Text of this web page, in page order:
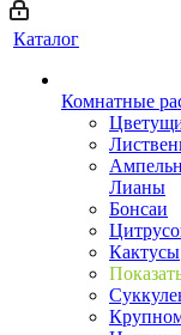
Каталог
Комнатные
Лианы
Бонсаи
Кактусы